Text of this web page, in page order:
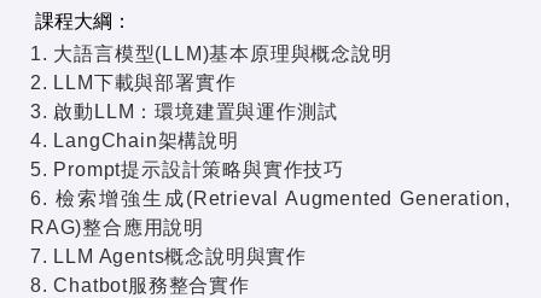
課程大綱：
1. 大語言模型(LLM)基本原理與概念說明
2. LLM下載與部署實作
3. 啟動LLM：環境建置與運作測試
4. LangChain架構說明
5. Prompt提示設計策略與實作技巧
6. 檢索增強生成(Retrieval Augmented Generation,
RAG)整合應用說明
7. LLM Agents概念說明與實作
8. Chatbot服務整合實作